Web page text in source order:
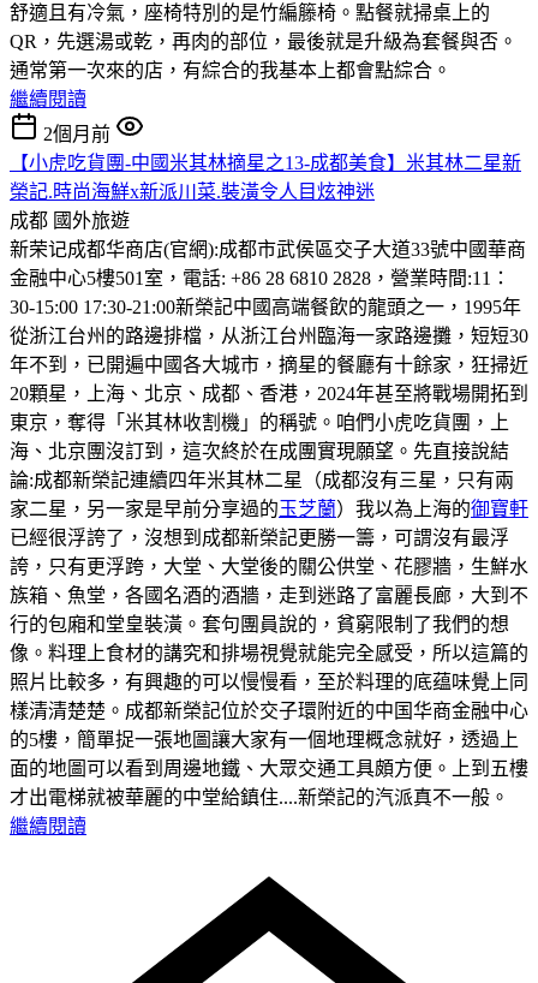
舒適且有冷氣，座椅特別的是竹編籐椅。點餐就掃桌上的
QR，先選湯或乾，再肉的部位，最後就是升級為套餐與否。
通常第一次來的店，有綜合的我基本上都會點綜合。
繼續閱讀
2個月前
【小虎吃貨團-中國米其林摘星之13-成都美食】米其林二星新
榮記.時尚海鮮x新派川菜.裝潢令人目炫神迷
成都 國外旅遊
新荣记成都华商店(官網):成都市武侯區交子大道33號中國華商
金融中心5樓501室，電話: +86 28 6810 2828，營業時間:11：
30-15:00 17:30-21:00新榮記中國高端餐飲的龍頭之一，1995年
從浙江台州的路邊排檔，从浙江台州臨海一家路邊攤，短短30
年不到，已開遍中國各大城市，摘星的餐廳有十餘家，狂掃近
20顆星，上海、北京、成都、香港，2024年甚至將戰場開拓到
東京，奪得「米其林收割機」的稱號。咱們小虎吃貨團，上
海、北京團沒訂到，這次終於在成團實現願望。先直接說結
論:成都新榮記連續四年米其林二星（成都沒有三星，只有兩
家二星，另一家是早前分享過的玉芝蘭）我以為上海的御寶軒
已經很浮誇了，沒想到成都新榮記更勝一籌，可謂沒有最浮
誇，只有更浮跨，大堂、大堂後的關公供堂、花膠牆，生鮮水
族箱、魚堂，各國名酒的酒牆，走到迷路了富麗長廊，大到不
行的包廂和堂皇裝潢。套句團員說的，貧窮限制了我們的想
像。料理上食材的講究和排場視覺就能完全感受，所以這篇的
照片比較多，有興趣的可以慢慢看，至於料理的底蕴味覺上同
樣清清楚楚。 成都新榮記位於交子環附近的中国华商金融中心
的5樓，簡單捉一張地圖讓大家有一個地理概念就好，透過上
面的地圖可以看到周邊地鐵、大眾交通工具頗方便。
上到五樓
才出電梯就被華麗的中堂給鎮住....新榮記的汽派真不一般。
繼續閱讀